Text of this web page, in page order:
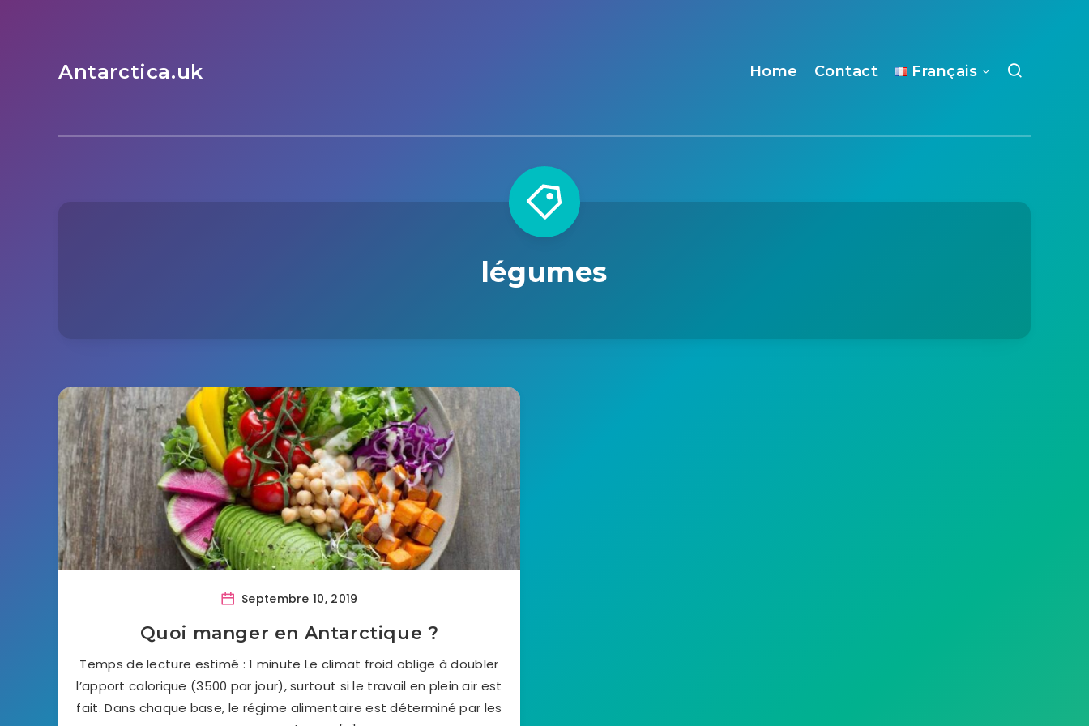
Antarctica.uk Home Contact Français
légumes
Septembre 10, 2019
Quoi manger en Antarctique ?
Temps de lecture estimé : 1 minute Le climat froid oblige à doubler
l’apport calorique (3500 par jour), surtout si le travail en plein air est
fait. Dans chaque base, le régime alimentaire est déterminé par les